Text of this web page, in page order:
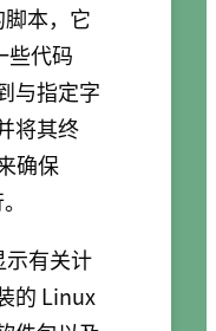
本，它
些代码
与指定字
将其终
确保
示有关计
的 Linux